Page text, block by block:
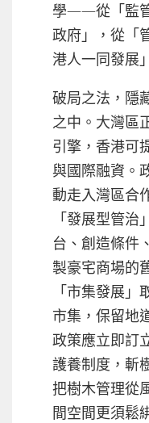
學——從「監
政府」，從「
港人一同發展
破局之法，隱
之中。大灣區
引擎，香港可
與國際融資。
動走入灣區合
「發展型管
台、創造條件
製豪宅商場的
「市集發展
市集，保留地
政策應立即訂
護養制度，斬
把樹木管理從
間空間更須鬆